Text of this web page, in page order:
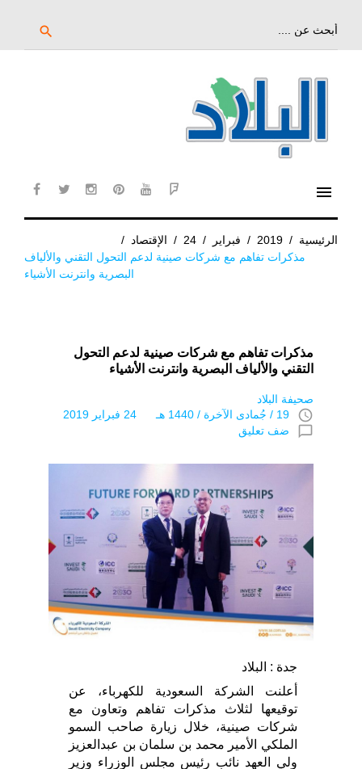
search
menu
الرئيسية /
2019
/ فبراير /
24
/ الإقتصاد
/
مذكرات تفاهم مع شركات صينية لدعم التحول التقني والألياف
البصرية وانترنت الأشياء
مذكرات تفاهم مع شركات صينية لدعم التحول
التقني والألياف البصرية وانترنت الأشياء
صحيفة البلاد
access_time 19 / جُمادى اﻵخرة / 1440 هـ 24 فبراير 2019
chat_bubble_outline ضف تعليق
جدة : البلاد
أعلنت الشركة السعودية للكهرباء، عن
توقيعها لثلاث مذكرات تفاهم وتعاون مع
شركات صينية، خلال زيارة صاحب السمو
الملكي الأمير محمد بن سلمان بن عبدالعزيز
ولي العهد نائب رئيس مجلس الوزراء وزير